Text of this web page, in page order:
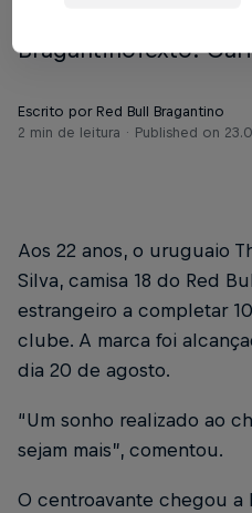
BragantinoTexto:
Escrito por Red Bull Bragantino
2 min de leitura
Published on
Aos 22 anos, o uruguaio
Silva, camisa 18 do Red
estrangeiro a completar
clube. A marca foi
dia 20 de agosto.
“Um sonho realizado ao
sejam mais”, comentou.
O centroavante chegou a